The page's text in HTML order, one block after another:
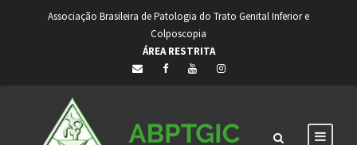
Associação Brasileira de Patologia do Trato Genital Inferior e
Colposcopia
ÁREA RESTRITA